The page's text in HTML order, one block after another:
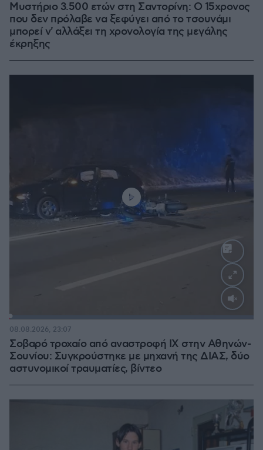
Μυστήριο 3.500 ετών στη Σαντορίνη: Ο 15χρονος
που δεν πρόλαβε να ξεφύγει από το τσουνάμι
μπορεί ν' αλλάξει τη χρονολογία της μεγάλης
έκρηξης
Σοβαρό τροχαίο από αναστροφή ΙΧ στην Αθηνών-
Σουνίου: Συγκρούστηκε με μηχανή της ΔΙΑΣ, δύο
αστυνομικοί τραυματίες, βίντεο
08.08.2026, 23:07